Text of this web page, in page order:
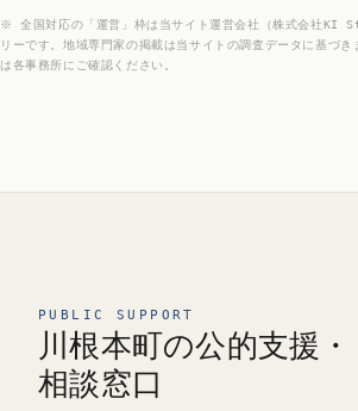
※ 全国対応の「運営」枠は当サイト運営会社（株式会社KI
リーです。地域専門家の掲載は当サイトの調査データに基づ
は各事務所にご確認ください。
PUBLIC SUPPORT
川根本町の公的支援・
相談窓口